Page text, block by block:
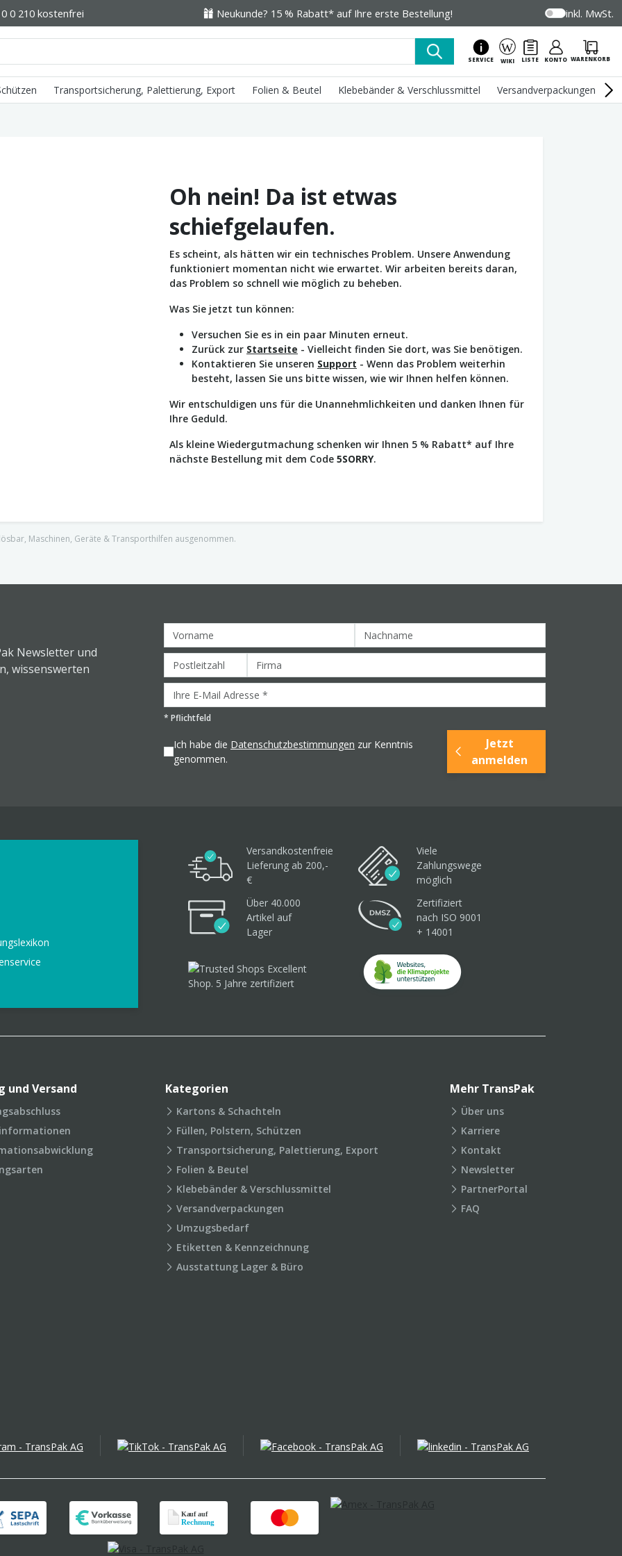
0 210 kostenfrei Neukunde? 15 % Rabatt* auf Ihre erste Bestellung! inkl. MwSt.
SERVICE WIKI LISTE KONTO WARENKORB
Transportsicherung, Palettierung, Export Folien & Beutel Klebebänder & Verschlussmittel Versandverpackungen
Oh nein! Da ist etwas
schiefgelaufen.
Es scheint, als hätten wir ein technisches Problem. Unsere Anwendung
funktioniert momentan nicht wie erwartet. Wir arbeiten bereits daran,
das Problem so schnell wie möglich zu beheben.
Was Sie jetzt tun können:
Versuchen Sie es in ein paar Minuten erneut.
Zurück zur Startseite - Vielleicht finden Sie dort, was Sie benötigen.
Kontaktieren Sie unseren Support - Wenn das Problem weiterhin
besteht, lassen Sie uns bitte wissen, wie wir Ihnen helfen können.
Wir entschuldigen uns für die Unannehmlichkeiten und danken Ihnen für
Ihre Geduld.
Als kleine Wiedergutmachung schenken wir Ihnen 5 % Rabatt* auf Ihre
nächste Bestellung mit dem Code 5SORRY.
Maschinen, Geräte & Transporthilfen ausgenommen.
Newsletter und
wissenswerten
* Pflichtfeld
Ich habe die Datenschutzbestimmungen zur Kenntnis
genommen.
Jetzt
anmelden
Versandkostenfreie
Lieferung ab 200,-
€
Viele
Zahlungswege
möglich
Über 40.000
Artikel auf
Lager
Zertifiziert
nach ISO 9001
+ 14001
und Versand Kategorien
Kartons & Schachteln
Füllen, Polstern, Schützen
Transportsicherung, Palettierung, Export
Folien & Beutel
Klebebänder & Verschlussmittel
Versandverpackungen
Umzugsbedarf
Etiketten & Kennzeichnung
Ausstattung Lager & Büro
Mehr TransPak
Über uns
Karriere
Kontakt
Newsletter
PartnerPortal
FAQ